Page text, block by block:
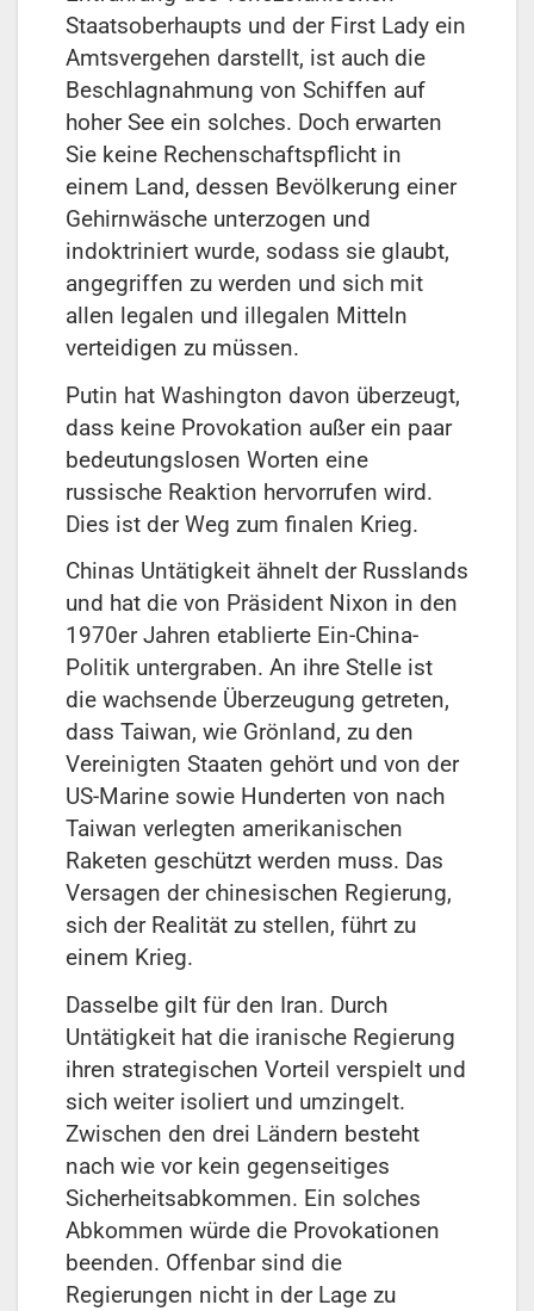
Staatsoberhaupts und der First Lady ein
Amtsvergehen darstellt, ist auch die
Beschlagnahmung von Schiffen auf
hoher See ein solches. Doch erwarten
Sie keine Rechenschaftspflicht in
einem Land, dessen Bevölkerung einer
Gehirnwäsche unterzogen und
indoktriniert wurde, sodass sie glaubt,
angegriffen zu werden und sich mit
allen legalen und illegalen Mitteln
verteidigen zu müssen.
Putin hat Washington davon überzeugt,
dass keine Provokation außer ein paar
bedeutungslosen Worten eine
russische Reaktion hervorrufen wird.
Dies ist der Weg zum finalen Krieg.
Chinas Untätigkeit ähnelt der Russlands
und hat die von Präsident Nixon in den
1970er Jahren etablierte Ein-China-
Politik untergraben. An ihre Stelle ist
die wachsende Überzeugung getreten,
dass Taiwan, wie Grönland, zu den
Vereinigten Staaten gehört und von der
US-Marine sowie Hunderten von nach
Taiwan verlegten amerikanischen
Raketen geschützt werden muss. Das
Versagen der chinesischen Regierung,
sich der Realität zu stellen, führt zu
einem Krieg.
Dasselbe gilt für den Iran. Durch
Untätigkeit hat die iranische Regierung
ihren strategischen Vorteil verspielt und
sich weiter isoliert und umzingelt.
Zwischen den drei Ländern besteht
nach wie vor kein gegenseitiges
Sicherheitsabkommen. Ein solches
Abkommen würde die Provokationen
beenden. Offenbar sind die
Regierungen nicht in der Lage zu